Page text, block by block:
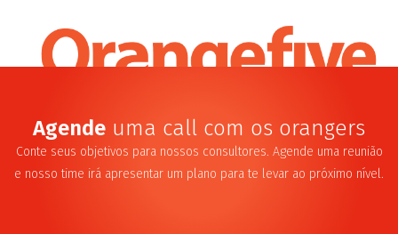
Agende uma call com os orangers
Conte seus objetivos para nossos consultores. Agende uma reunião
e nosso time irá apresentar um plano para te levar ao próximo nível.